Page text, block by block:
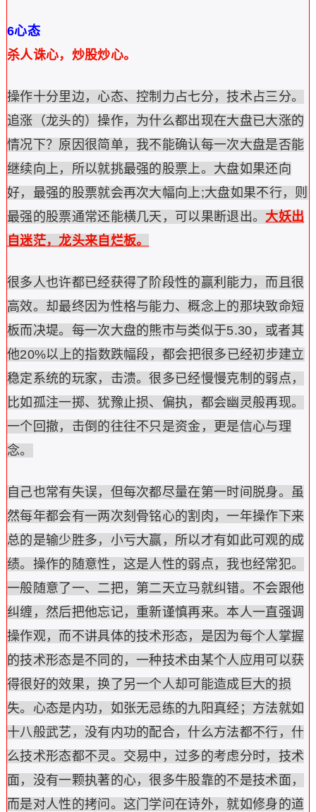
6心态
杀人诛心，炒股炒心。
操作十分里边，心态、控制力占七分，技术占三分。
追涨（龙头的）操作，为什么都出现在大盘已大涨的
情况下？原因很简单，我不能确认每一次大盘是否能
继续向上，所以就挑最强的股票上。大盘如果还向
好，最强的股票就会再次大幅向上;大盘如果不行，则
最强的股票通常还能横几天，可以果断退出。 大妖出
自迷茫，龙头来自烂板。
很多人也许都已经获得了阶段性的赢利能力，而且很
高效。却最终因为性格与能力、概念上的那块致命短
板而决堤。每一次大盘的熊市与类似于5.30，或者其
他20%以上的指数跌幅段，都会把很多已经初步建立
稳定系统的玩家，击溃。很多已经慢慢克制的弱点，
比如孤注一掷、犹豫止损、偏执，都会幽灵般再现。
一个回撤，击倒的往往不只是资金，更是信心与理
念。
自己也常有失误，但每次都尽量在第一时间脱身。虽
然每年都会有一两次刻骨铭心的割肉，一年操作下来
总的是输少胜多，小亏大赢，所以才有如此可观的成
绩。操作的随意性，这是人性的弱点，我也经常犯。
一般随意了一、二把，第二天立马就纠错。不会跟他
纠缠，然后把他忘记，重新谨慎再来。本人一直强调
操作观，而不讲具体的技术形态，是因为每个人掌握
的技术形态是不同的，一种技术由某个人应用可以获
得很好的效果，换了另一个人却可能造成巨大的损
失。心态是内功，如张无忌练的九阳真经；方法就如
十八般武艺，没有内功的配合，什么方法都不行，什
么技术形态都不灵。交易中，过多的考虑分时，技术
面，没有一颗执著的心，很多牛股靠的不是技术面，
而是对人性的拷问。这门学问在诗外，就如修身的道